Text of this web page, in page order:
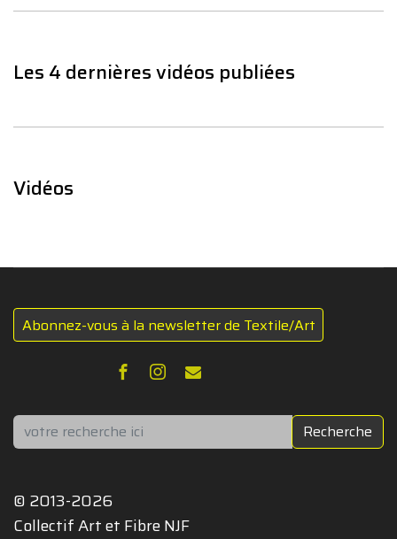
Les 4 dernières vidéos publiées
Vidéos
Abonnez-vous à la newsletter de Textile/Art
Rechercher Recherche
© 2013-2026
Collectif Art et Fibre NJF